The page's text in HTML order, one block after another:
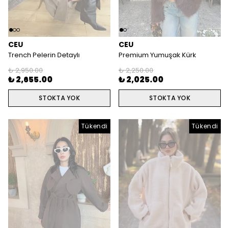
CEU
Trench Pelerin Detaylı
₺ 2,950.00
₺ 2,655.00
STOKTA YOK
CEU
Premium Yumuşak Kürk
₺ 2,250.00
₺ 2,025.00
STOKTA YOK
Tükendi Tükendi
Tükendi